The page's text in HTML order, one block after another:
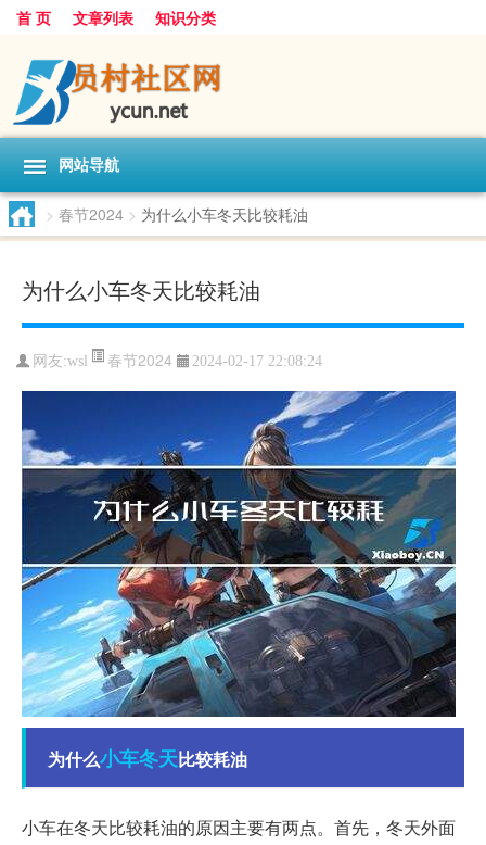
首 页 文章列表 知识分类
网站导航
> 春节2024 > 为什么小车冬天比较耗油
为什么小车冬天比较耗油
网友:wsl 春节2024 2024-02-17 22:08:24
为什么小车冬天比较耗油
小车在冬天比较耗油的原因主要有两点。首先，冬天外面